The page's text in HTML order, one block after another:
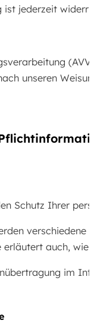
ist jederzeit
unseren
Schutz Ihrer
auch,
im